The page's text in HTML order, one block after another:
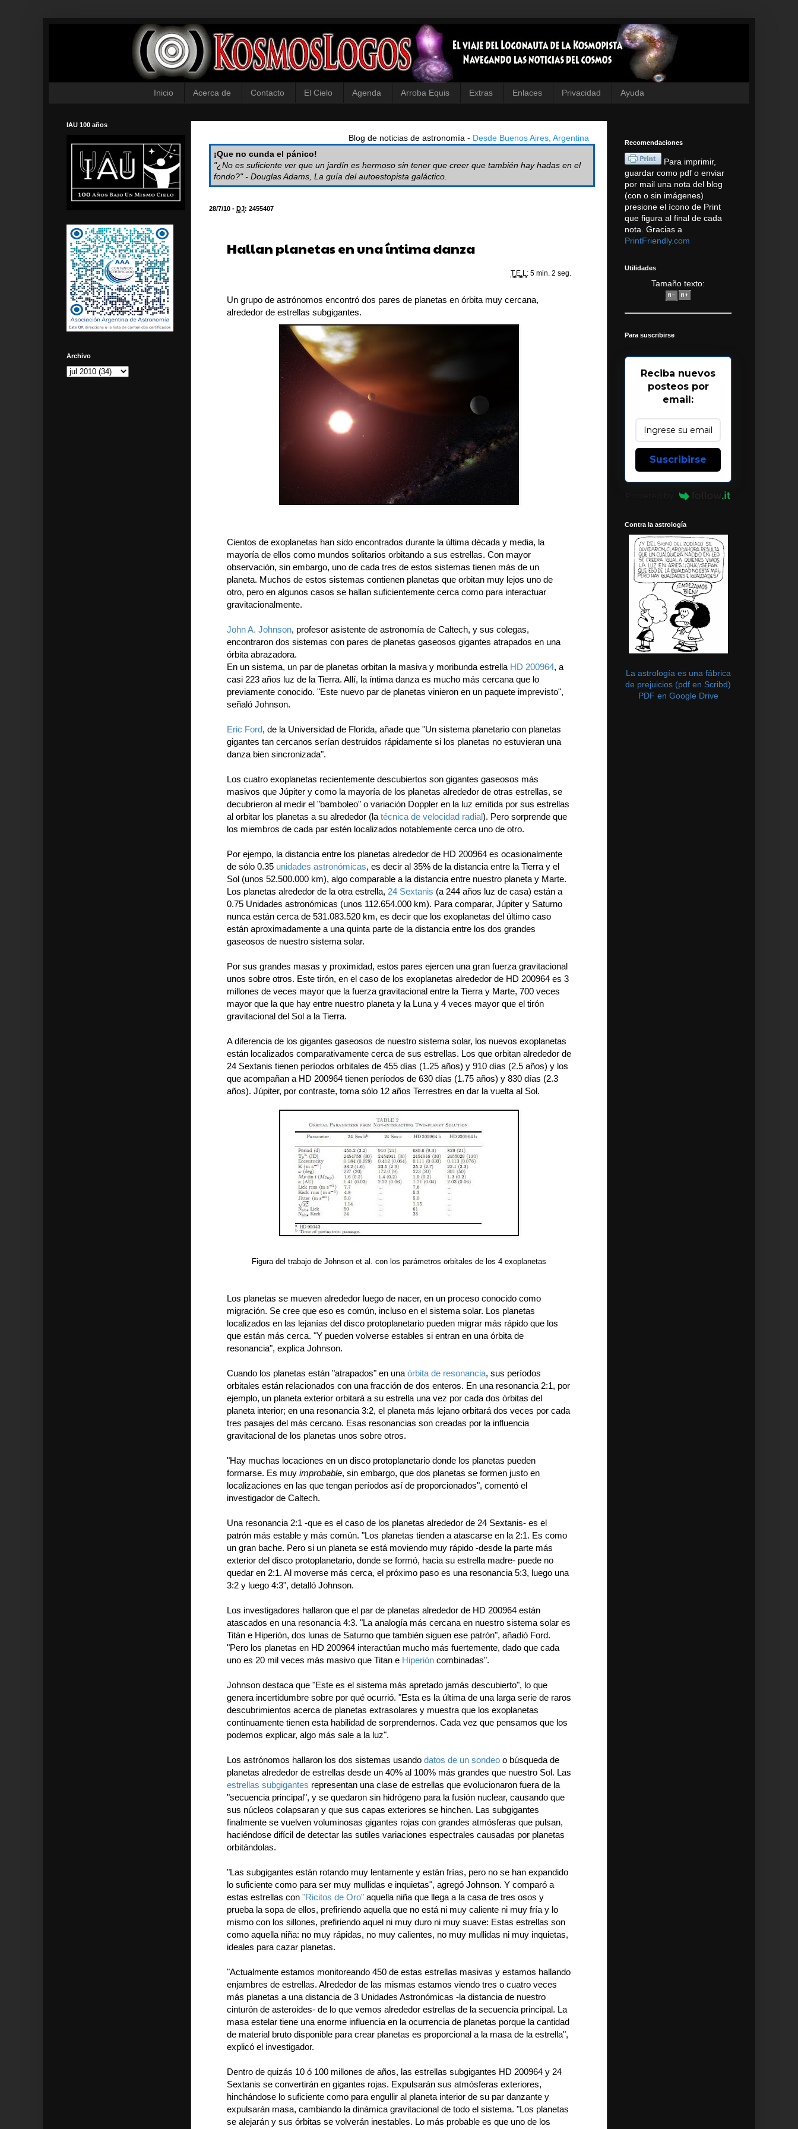
Inicio Acerca de Contacto El Cielo Agenda Arroba Equis Extras Enlaces Privacidad Ayuda
Blog de noticias de astronomía - Desde Buenos Aires, Argentina
¡Que no cunda el pánico!
"¿No es suficiente ver que un jardín es hermoso sin tener que creer que también hay hadas en el
fondo?" - Douglas Adams, La guía del autoestopista galáctico.
28/7/10 - DJ: 2455407
Hallan planetas en una íntima danza
T.E.L: 5 min. 2 seg.
Un grupo de astrónomos encontró dos pares de planetas en órbita muy cercana,
alrededor de estrellas subgigantes.
Cientos de exoplanetas han sido encontrados durante la última década y media, la
mayoría de ellos como mundos solitarios orbitando a sus estrellas. Con mayor
observación, sin embargo, uno de cada tres de estos sistemas tienen más de un
planeta. Muchos de estos sistemas contienen planetas que orbitan muy lejos uno de
otro, pero en algunos casos se hallan suficientemente cerca como para interactuar
gravitacionalmente.
John A. Johnson, profesor asistente de astronomía de Caltech, y sus colegas,
encontraron dos sistemas con pares de planetas gaseosos gigantes atrapados en una
órbita abrazadora.
En un sistema, un par de planetas orbitan la masiva y moribunda estrella HD 200964, a
casi 223 años luz de la Tierra. Allí, la íntima danza es mucho más cercana que lo
previamente conocido. "Este nuevo par de planetas vinieron en un paquete imprevisto",
señaló Johnson.
Eric Ford, de la Universidad de Florida, añade que "Un sistema planetario con planetas
gigantes tan cercanos serían destruidos rápidamente si los planetas no estuvieran una
danza bien sincronizada".
Los cuatro exoplanetas recientemente descubiertos son gigantes gaseosos más
masivos que Júpiter y como la mayoría de los planetas alrededor de otras estrellas, se
decubrieron al medir el "bamboleo" o variación Doppler en la luz emitida por sus estrellas
al orbitar los planetas a su alrededor (la técnica de velocidad radial). Pero sorprende que
los miembros de cada par estén localizados notablemente cerca uno de otro.
Por ejempo, la distancia entre los planetas alrededor de HD 200964 es ocasionalmente
de sólo 0.35 unidades astronómicas, es decir al 35% de la distancia entre la Tierra y el
Sol (unos 52.500.000 km), algo comparable a la distancia entre nuestro planeta y Marte.
Los planetas alrededor de la otra estrella, 24 Sextanis (a 244 años luz de casa) están a
0.75 Unidades astronómicas (unos 112.654.000 km). Para comparar, Júpiter y Saturno
nunca están cerca de 531.083.520 km, es decir que los exoplanetas del último caso
están aproximadamente a una quinta parte de la distancia entre los dos grandes
gaseosos de nuestro sistema solar.
Por sus grandes masas y proximidad, estos pares ejercen una gran fuerza gravitacional
unos sobre otros. Este tirón, en el caso de los exoplanetas alrededor de HD 200964 es 3
millones de veces mayor que la fuerza gravitacional entre la Tierra y Marte, 700 veces
mayor que la que hay entre nuestro planeta y la Luna y 4 veces mayor que el tirón
gravitacional del Sol a la Tierra.
A diferencia de los gigantes gaseosos de nuestro sistema solar, los nuevos exoplanetas
están localizados comparativamente cerca de sus estrellas. Los que orbitan alrededor de
24 Sextanis tienen períodos orbitales de 455 días (1.25 años) y 910 días (2.5 años) y los
que acompañan a HD 200964 tienen períodos de 630 días (1.75 años) y 830 días (2.3
años). Júpiter, por contraste, toma sólo 12 años Terrestres en dar la vuelta al Sol.
Figura del trabajo de Johnson et al. con los parámetros orbitales de los 4 exoplanetas
Los planetas se mueven alrededor luego de nacer, en un proceso conocido como
migración. Se cree que eso es común, incluso en el sistema solar. Los planetas
localizados en las lejanías del disco protoplanetario pueden migrar más rápido que los
que están más cerca. "Y pueden volverse estables si entran en una órbita de
resonancia", explica Johnson.
Cuando los planetas están "atrapados" en una órbita de resonancia, sus períodos
orbitales están relacionados con una fracción de dos enteros. En una resonancia 2:1, por
ejemplo, un planeta exterior orbitará a su estrella una vez por cada dos órbitas del
planeta interior; en una resonancia 3:2, el planeta más lejano orbitará dos veces por cada
tres pasajes del más cercano. Esas resonancias son creadas por la influencia
gravitacional de los planetas unos sobre otros.
"Hay muchas locaciones en un disco protoplanetario donde los planetas pueden
formarse. Es muy improbable, sin embargo, que dos planetas se formen justo en
localizaciones en las que tengan períodos así de proporcionados", comentó el
investigador de Caltech.
Una resonancia 2:1 -que es el caso de los planetas alrededor de 24 Sextanis- es el
patrón más estable y más común. "Los planetas tienden a atascarse en la 2:1. Es como
un gran bache. Pero si un planeta se está moviendo muy rápido -desde la parte más
exterior del disco protoplanetario, donde se formó, hacia su estrella madre- puede no
quedar en 2:1. Al moverse más cerca, el próximo paso es una resonancia 5:3, luego una
3:2 y luego 4:3", detalló Johnson.
Los investigadores hallaron que el par de planetas alrededor de HD 200964 están
atascados en una resonancia 4:3. "La analogía más cercana en nuestro sistema solar es
Titán e Hiperión, dos lunas de Saturno que también siguen ese patrón", añadió Ford.
"Pero los planetas en HD 200964 interactúan mucho más fuertemente, dado que cada
uno es 20 mil veces más masivo que Titan e Hiperión combinadas".
Johnson destaca que "Este es el sistema más apretado jamás descubierto", lo que
genera incertidumbre sobre por qué ocurrió. "Esta es la última de una larga serie de raros
descubrimientos acerca de planetas extrasolares y muestra que los exoplanetas
continuamente tienen esta habilidad de sorprendernos. Cada vez que pensamos que los
podemos explicar, algo más sale a la luz".
Los astrónomos hallaron los dos sistemas usando datos de un sondeo o búsqueda de
planetas alrededor de estrellas desde un 40% al 100% más grandes que nuestro Sol. Las
estrellas subgigantes representan una clase de estrellas que evolucionaron fuera de la
"secuencia principal", y se quedaron sin hidrógeno para la fusión nuclear, causando que
sus núcleos colapsaran y que sus capas exteriores se hinchen. Las subgigantes
finalmente se vuelven voluminosas gigantes rojas con grandes atmósferas que pulsan,
haciéndose difícil de detectar las sutiles variaciones espectrales causadas por planetas
orbitándolas.
"Las subgigantes están rotando muy lentamente y están frías, pero no se han expandido
lo suficiente como para ser muy mullidas e inquietas", agregó Johnson. Y comparó a
estas estrellas con "Ricitos de Oro" aquella niña que llega a la casa de tres osos y
prueba la sopa de ellos, prefiriendo aquella que no está ni muy caliente ni muy fría y lo
mismo con los sillones, prefiriendo aquel ni muy duro ni muy suave: Estas estrellas son
como aquella niña: no muy rápidas, no muy calientes, no muy mullidas ni muy inquietas,
ideales para cazar planetas.
"Actualmente estamos monitoreando 450 de estas estrellas masivas y estamos hallando
enjambres de estrellas. Alrededor de las mismas estamos viendo tres o cuatro veces
más planetas a una distancia de 3 Unidades Astronómicas -la distancia de nuestro
cinturón de asteroides- de lo que vemos alrededor estrellas de la secuencia principal. La
masa estelar tiene una enorme influencia en la ocurrencia de planetas porque la cantidad
de material bruto disponible para crear planetas es proporcional a la masa de la estrella",
explicó el investigador.
Dentro de quizás 10 ó 100 millones de años, las estrellas subgigantes HD 200964 y 24
Sextanis se convertirán en gigantes rojas. Expulsarán sus atmósferas exteriores,
hinchándose lo suficiente como para engullir al planeta interior de su par danzante y
expulsarán masa, cambiando la dinámica gravitacional de todo el sistema. "Los planetas
se alejarán y sus órbitas se volverán inestables. Lo más probable es que uno de los
IAU 100 años
Archivo
Recomendaciones
Para imprimir,
guardar como pdf o enviar
por mail una nota del blog
(con o sin imágenes)
presione el ícono de Print
que figura al final de cada
nota. Gracias a
PrintFriendly.com
Utilidades
Tamaño texto:
Para suscribirse
Reciba nuevos
posteos por
email:
Suscribirse
Contra la astrología
La astrología es una fábrica
de prejuicios (pdf en Scribd)
PDF en Google Drive